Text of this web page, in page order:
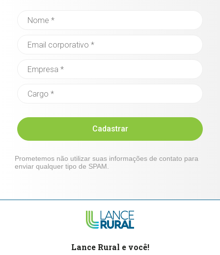
Cadastrar
Prometemos não utilizar suas informações de contato para
enviar qualquer tipo de SPAM.
Lance Rural e você!